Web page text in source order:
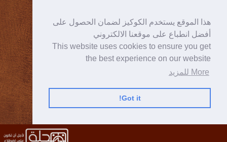
هذا الموقع يستخدم الكوكيز لضمان الحصول على
أفضل انطباع على موقعنا الالكتروني
This website uses cookies to ensure you get
the best experience on our website
More للمزيد
Got it!